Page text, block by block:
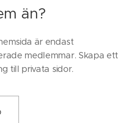
än?
är endast
medlemmar. Skapa ett
till privata sidor.